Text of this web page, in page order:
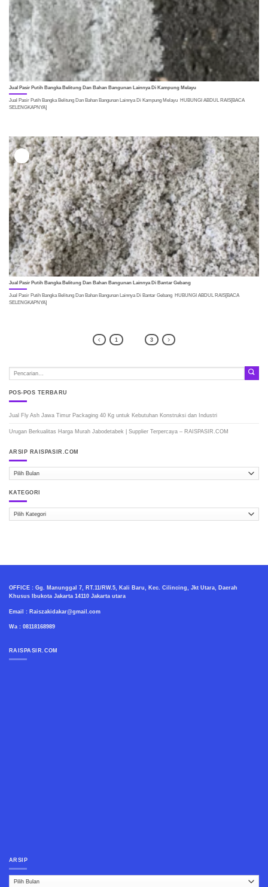
Jual Pasir Putih Bangka Belitung Dan Bahan Bangunan Lainnya Di Kampung Melayu
Jual Pasir Putih Bangka Belitung Dan Bahan Bangunan Lainnya Di Kampung Melayu HUBUNGI ABDUL RAIS[BACA
SELENGKAPNYA]
Jual Pasir Putih Bangka Belitung Dan Bahan Bangunan Lainnya Di Bantar Gebang
Jual Pasir Putih Bangka Belitung Dan Bahan Bangunan Lainnya Di Bantar Gebang HUBUNGI ABDUL RAIS[BACA
SELENGKAPNYA]
1 3
POS-POS TERBARU
Jual Fly Ash Jawa Timur Packaging 40 Kg untuk Kebutuhan Konstruksi dan Industri
Urugan Berkualitas Harga Murah Jabodetabek | Supplier Terpercaya – RAISPASIR.COM
ARSIP RAISPASIR.COM
ARSIP
KATEGORI
Kategori
OFFICE : Gg. Manunggal 7, RT.11/RW.5, Kali Baru, Kec. Cilincing, Jkt Utara, Daerah
Khusus Ibukota Jakarta 14110 Jakarta utara
Email : Raiszakidakar@gmail.com
Wa : 08118168989
RAISPASIR.COM
ARSIP
Arsip